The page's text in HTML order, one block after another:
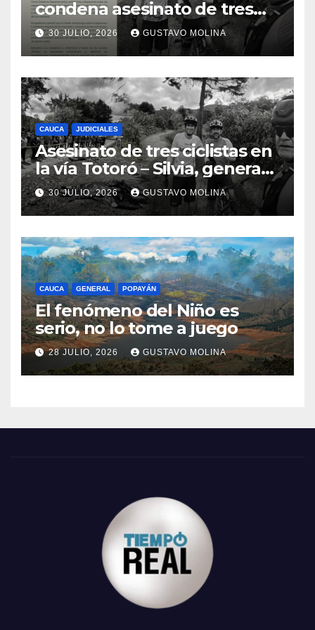
condena asesinato de tres
ciudadanos y exige medidas
urgentes al Gobierno
Nacional
30 JULIO, 2026 GUSTAVO MOLINA
CAUCA JUDICIALES
Asesinato de tres ciclistas en
la vía Totoró – Silvia, genera
consternación en el Cauca
30 JULIO, 2026 GUSTAVO MOLINA
CAUCA GENERAL POPAYÁN
El fenómeno del Niño es
serio, no lo tome a juego
28 JULIO, 2026 GUSTAVO MOLINA